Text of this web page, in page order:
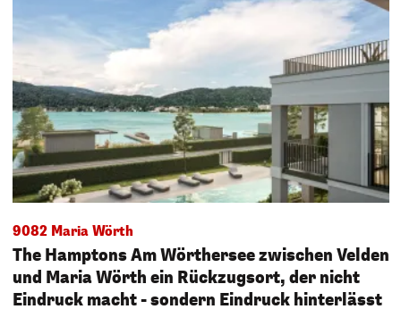
9082 Maria Wörth
The Hamptons Am Wörthersee zwischen Velden
und Maria Wörth ein Rückzugsort, der nicht
Eindruck macht - sondern Eindruck hinterlässt